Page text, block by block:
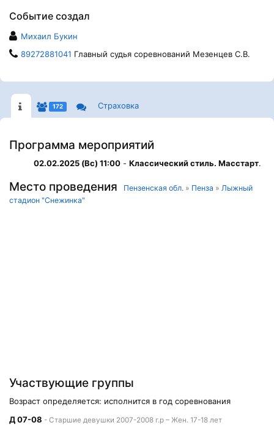
Событие создал
Михаил Букин
89272881041 Главный судья соревнований Мезенцев С.В.
172 Страховка
Программа мероприятий
02.02.2025 (Вс) 11:00 - Классический стиль. Масстарт.
Место проведения Пензенская обл. » Пенза » Лыжный
стадион "Снежинка"
Участвующие группы
Возраст определяется: исполнится в год соревнования
Д 07-08 - Старшие девушки 2007-2008 г.р – Жен. 17-18 лет